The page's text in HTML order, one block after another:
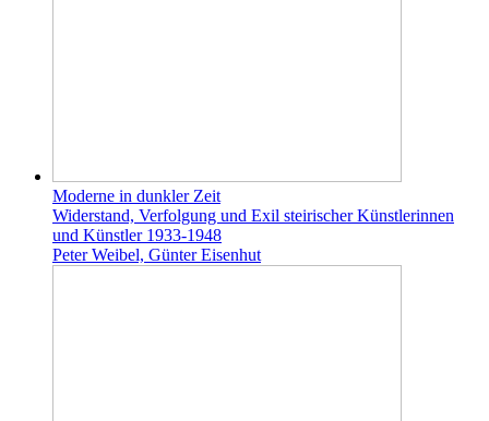
Moderne in dunkler Zeit
Widerstand, Verfolgung und Exil steirischer Künstlerinnen
und Künstler 1933-1948
Peter Weibel, Günter Eisenhut